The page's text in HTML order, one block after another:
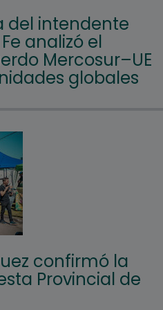
del intendente
analizó el
Mercosur–UE
globales
confirmó la
Provincial de